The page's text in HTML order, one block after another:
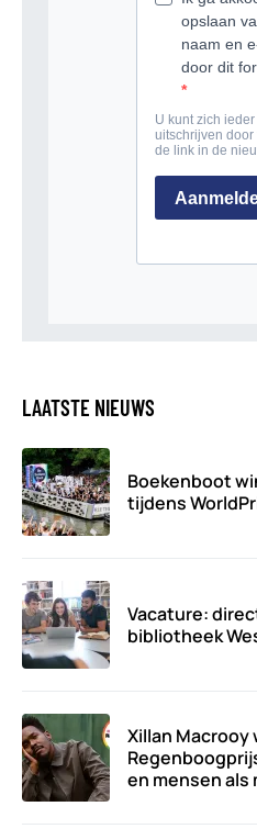
LAATSTE NIEUWS
Boekenboot
tijdens
Vacature:
bibliotheek
Xillan Macrooy
en mensen als